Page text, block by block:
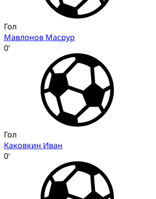
Гол
Мавлонов Масрур
0'
Гол
Каковкин Иван
0'